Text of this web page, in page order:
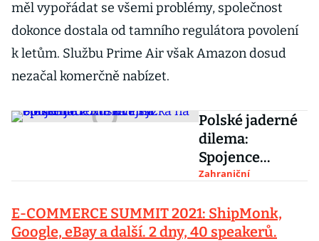
měl vypořádat se všemi problémy, společnost
dokonce dostala od tamního regulátora povolení
k letům. Službu Prime Air však Amazon dosud
nezačal komerčně nabízet.
Polské jaderné
dilema:
Spojence
rozhněvá sázka
Ruska i její
odmítnutí
Zahraniční
E-COMMERCE SUMMIT 2021: ShipMonk,
Google, eBay a další. 2 dny, 40 speakerů.